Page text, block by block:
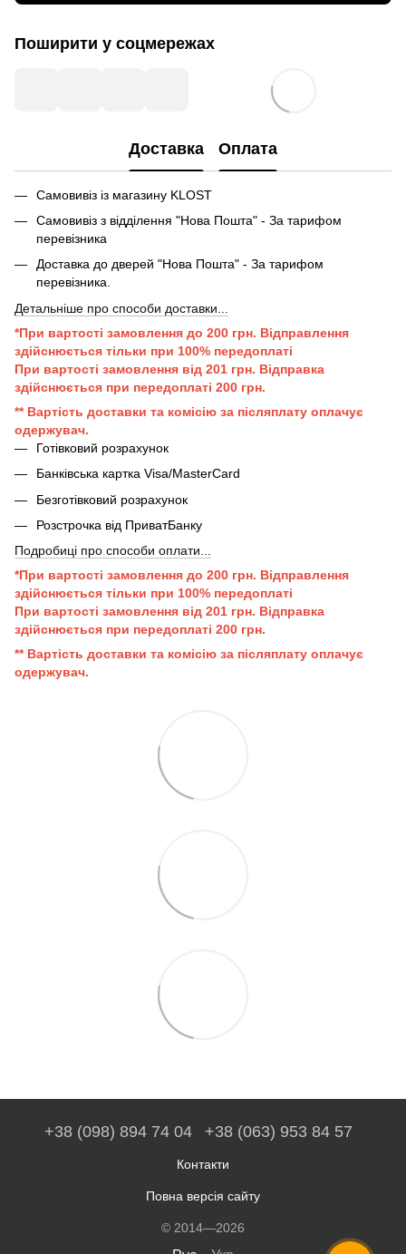
Поширити у соцмережах
Доставка Оплата
Самовивіз із магазину KLOST
Самовивіз з відділення "Нова Пошта" - За тарифом
перевізника
Доставка до дверей "Нова Пошта" - За тарифом
перевізника.
Детальніше про способи доставки...
*При вартості замовлення до 200 грн. Відправлення
здійснюється тільки при 100% передоплаті
При вартості замовлення від 201 грн. Відправка
здійснюється при передоплаті 200 грн.
** Вартість доставки та комісію за післяплату оплачує
одержувач.
Готівковий розрахунок
Банківська картка Visa/MasterCard
Безготівковий розрахунок
Розстрочка від ПриватБанку
Подробиці про способи оплати...
*При вартості замовлення до 200 грн. Відправлення
здійснюється тільки при 100% передоплаті
При вартості замовлення від 201 грн. Відправка
здійснюється при передоплаті 200 грн.
** Вартість доставки та комісію за післяплату оплачує
одержувач.
+38 (098) 894 74 04 +38 (063) 953 84 57
Контакти
Повна версія сайту
© 2014—2026